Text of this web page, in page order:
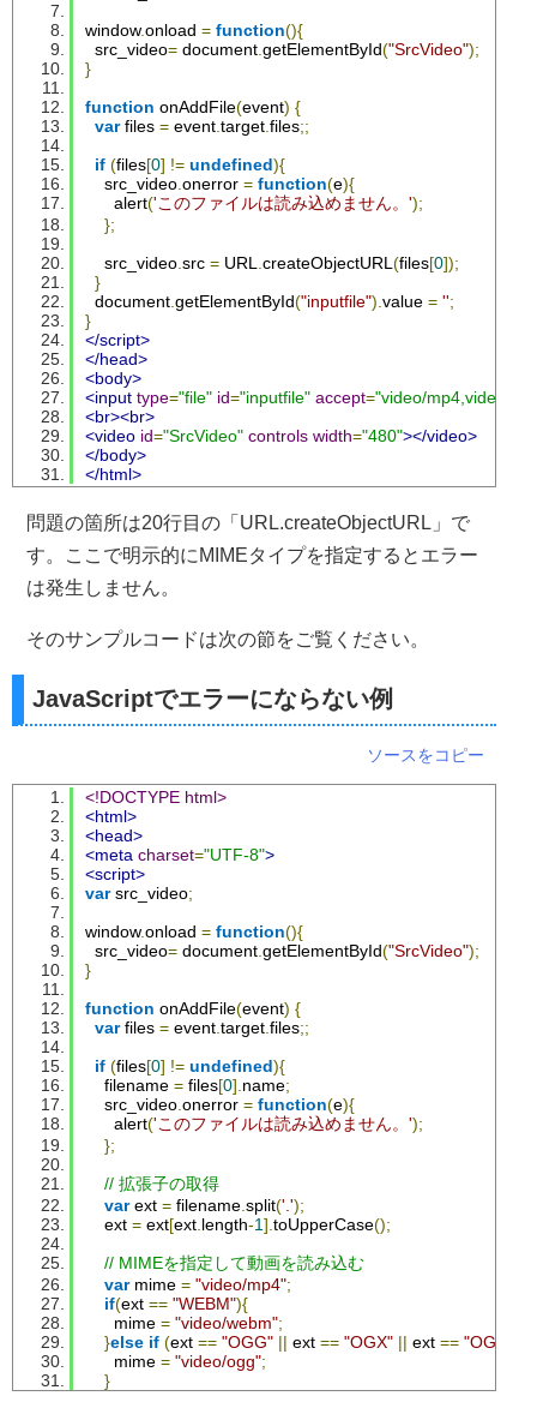
window.onload = function(){
  src_video
= document.getElementById("SrcVideo");
}
function onAddFile(event) {
var files = event.target.files;;
if (files[0] != undefined){
    src_video
.onerror = function(e){
      alert
('このファイルは読み込めません。');
};
    src_video
.src = URL.createObjectURL(files[0]);
}
  document
.getElementById("inputfile").value = '';
}
</script>
</head>
<body>
<input type="file" id="inputfile" accept="video/mp4,video/
<br><br>
<video id="SrcVideo" controls width="480"></video>
</body>
</html>
問題の箇所は20行目の「URL.createObjectURL」で
す。ここで明示的にMIMEタイプを指定するとエラー
は発生しません。
そのサンプルコードは次の節をご覧ください。
JavaScriptでエラーにならない例
ソースをコピー
<!DOCTYPE html>
<html>
<head>
<meta charset="UTF-8">
<script>
var src_video;
window.onload = function(){
  src_video
= document.getElementById("SrcVideo");
}
function onAddFile(event) {
var files = event.target.files;;
if (files[0] != undefined){
    filename
= files[0].name;
    src_video
.onerror = function(e){
      alert
('このファイルは読み込めません。');
};
// 拡張子の取得
var ext = filename.split('.');
    ext
= ext[ext.length-1].toUpperCase();
// MIMEを指定して動画を読み込む
var mime = "video/mp4";
if(ext == "WEBM"){
      mime
= "video/webm";
}else if (ext == "OGG" || ext == "OGX" || ext == "OGV"
      mime
= "video/ogg";
}